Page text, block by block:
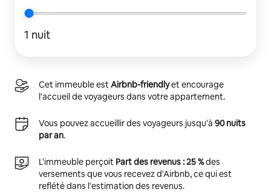
1 nuit
Cet immeuble estAirbnb-friendlyet encourage
l'accueil de voyageurs dans votre appartement.
Vous pouvez accueillir des voyageurs jusqu'à 90 nuits
par an.
L'immeuble perçoit Part des revenus : 25 %des
versements que vous recevez d'Airbnb, ce qui est
reflété dans l'estimation des revenus.